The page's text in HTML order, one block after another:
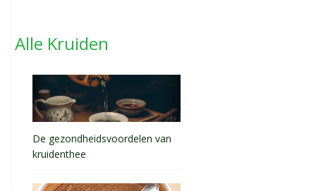
Alle Kruiden
De gezondheidsvoordelen van
kruidenthee